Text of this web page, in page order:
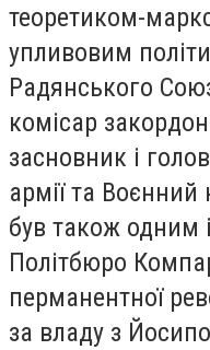
теоретиком-
упливовим
Радянського
комісар
засновник і
армії та
був також одним
Політбюро
перманентної
за владу з